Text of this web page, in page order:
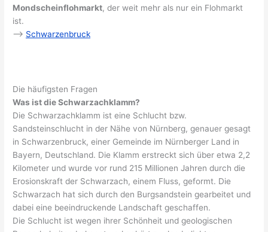
Mondscheinflohmarkt, der weit mehr als nur ein Flohmarkt
ist.
–> Schwarzenbruck
Die häufigsten Fragen
Was ist die Schwarzachklamm?
Die Schwarzachklamm ist eine Schlucht bzw.
Sandsteinschlucht in der Nähe von Nürnberg, genauer gesagt
in Schwarzenbruck, einer Gemeinde im Nürnberger Land in
Bayern, Deutschland. Die Klamm erstreckt sich über etwa 2,2
Kilometer und wurde vor rund 215 Millionen Jahren durch die
Erosionskraft der Schwarzach, einem Fluss, geformt. Die
Schwarzach hat sich durch den Burgsandstein gearbeitet und
dabei eine beeindruckende Landschaft geschaffen.
Die Schlucht ist wegen ihrer Schönheit und geologischen